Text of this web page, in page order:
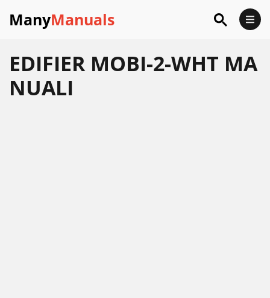
ManyManuals
EDIFIER MOBI-2-WHT MA
NUALI